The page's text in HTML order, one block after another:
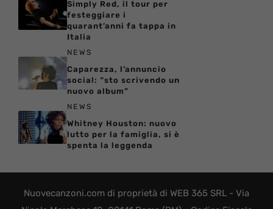
Simply Red, il tour per
festeggiare i
quarant’anni fa tappa in
Italia
NEWS
Caparezza, l’annuncio
social: “sto scrivendo un
nuovo album”
NEWS
Whitney Houston: nuovo
lutto per la famiglia, si è
spenta la leggenda
Nuovecanzoni.com di proprietà di WEB 365 SRL - Via